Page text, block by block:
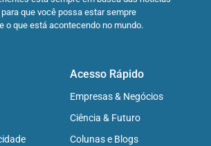
que você possa estar sempre
o que está acontecendo no mundo.
Acesso Rápido
Empresas & Negócios
Ciência & Futuro
Colunas e Blogs